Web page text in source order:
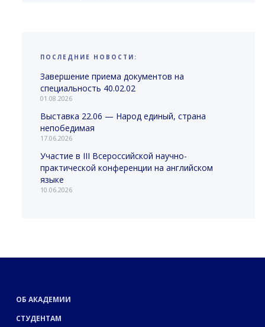
ПОСЛЕДНИЕ НОВОСТИ:
Завершение приема документов на
специальность 40.02.02
01.08.2026
Выставка 22.06 — Народ единый, страна
непобедимая
17.06.2026
Участие в III Всероссийской научно-
практической конференции на английском
языке
10.06.2026
ОБ АКАДЕМИИ
СТУДЕНТАМ